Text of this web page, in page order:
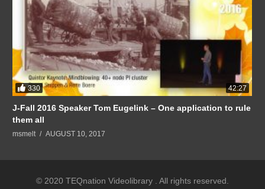
330 42:27
J-Fall 2016 Speaker Tom Eugelink – One application to rule
them all
msmelt AUGUST 10, 2017
© 2020 TEQnation Videolibrary . All rights reserved.